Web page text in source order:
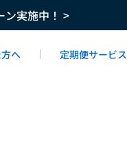
ン実施中！ >
へ 定期便サービス